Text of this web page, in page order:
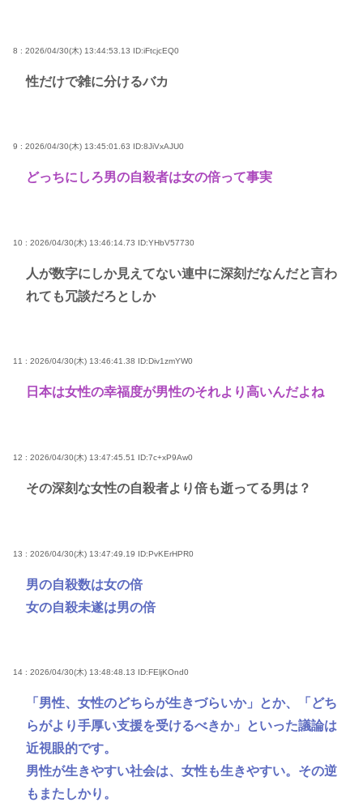
8 : 2026/04/30(木) 13:44:53.13 ID:iFtcjcEQ0
性だけで雑に分けるバカ
9 : 2026/04/30(木) 13:45:01.63 ID:8JiVxAJU0
どっちにしろ男の自殺者は女の倍って事実
10 : 2026/04/30(木) 13:46:14.73 ID:YHbV57730
人が数字にしか見えてない連中に深刻だなんだと言わ
れても冗談だろとしか
11 : 2026/04/30(木) 13:46:41.38 ID:Div1zmYW0
日本は女性の幸福度が男性のそれより高いんだよね
12 : 2026/04/30(木) 13:47:45.51 ID:7c+xP9Aw0
その深刻な女性の自殺者より倍も逝ってる男は？
13 : 2026/04/30(木) 13:47:49.19 ID:PvKErHPR0
男の自殺数は女の倍
女の自殺未遂は男の倍
14 : 2026/04/30(木) 13:48:48.13 ID:FEljKOnd0
「男性、女性のどちらが生きづらいか」とか、「どち
らがより手厚い支援を受けるべきか」といった議論は
近視眼的です。
男性が生きやすい社会は、女性も生きやすい。その逆
もまたしかり。